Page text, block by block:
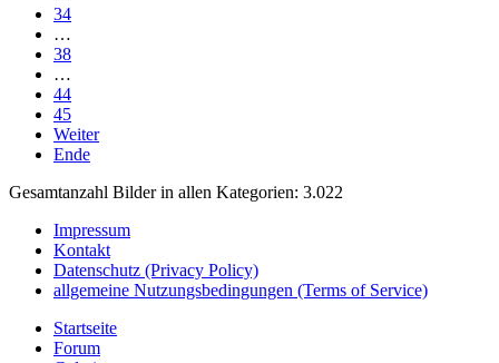
34
…
38
…
44
45
Weiter
Ende
Gesamtanzahl Bilder in allen Kategorien: 3.022
Impressum
Kontakt
Datenschutz (Privacy Policy)
allgemeine Nutzungsbedingungen (Terms of Service)
Startseite
Forum